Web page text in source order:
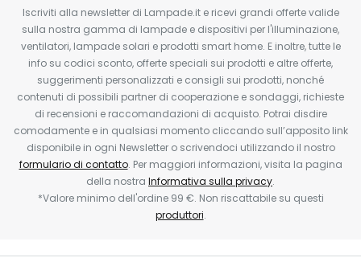
Iscriviti alla newsletter di Lampade.it e ricevi grandi offerte valide
sulla nostra gamma di lampade e dispositivi per l'illuminazione,
ventilatori, lampade solari e prodotti smart home. E inoltre, tutte le
info su codici sconto, offerte speciali sui prodotti e altre offerte,
suggerimenti personalizzati e consigli sui prodotti, nonché
contenuti di possibili partner di cooperazione e sondaggi, richieste
di recensioni e raccomandazioni di acquisto. Potrai disdire
comodamente e in qualsiasi momento cliccando sull’apposito link
disponibile in ogni Newsletter o scrivendoci utilizzando il nostro
formulario di contatto. Per maggiori informazioni, visita la pagina
della nostra Informativa sulla privacy.
*Valore minimo dell'ordine 99 €. Non riscattabile su questi
produttori.